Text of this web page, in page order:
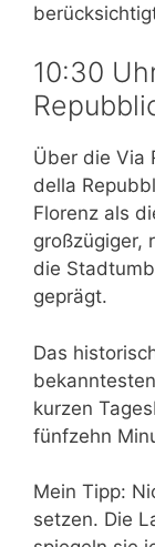
10:30
Über die Via
della
Florenz als
großzügiger,
die
geprägt.
Das
kurzen
fünfzehn
Mein Tipp:
setzen. Die